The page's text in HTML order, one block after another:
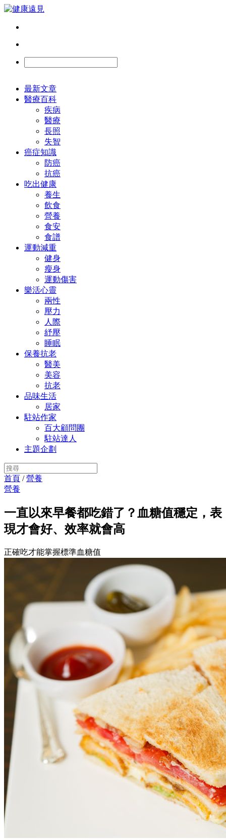
最新文章
醫療百科
疾病
醫療
長照
失智
癌症知識
防癌
抗癌
吃出健康
養生
飲食
營養
食安
食譜
運動減重
健身
瘦身
運動傷害
樂活心靈
兩性
壓力
人際
紓壓
睡眠
保養抗老
醫美
美容
抗老
品味生活
居家
駐站作家
百大顧問團
駐站達人
主題企劃
首頁 /營養
營養
一直以來早餐都吃錯了？血糖值穩定，表
現才會好、效率就會高
正確吃才能掌握標準血糖值